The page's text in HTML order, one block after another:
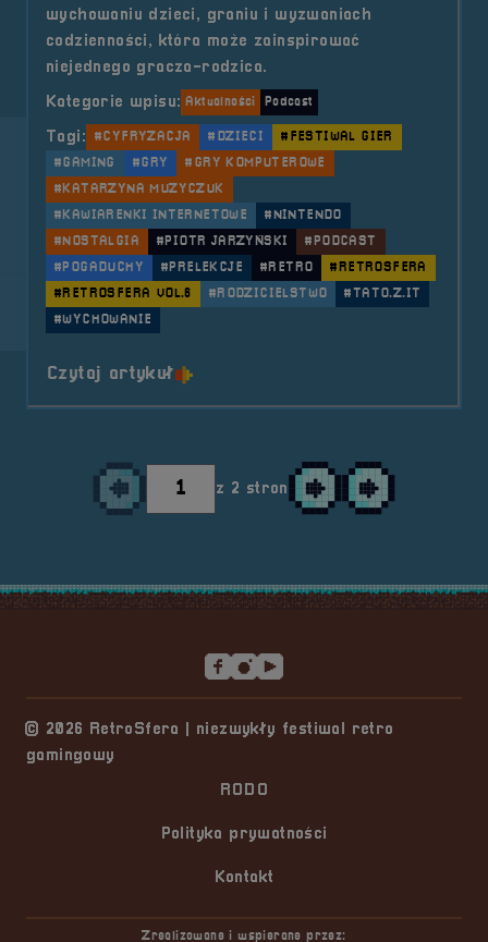
wychowaniu dzieci, graniu i wyzwaniach
codzienności, która może zainspirować
niejednego gracza-rodzica.
Kategorie wpisu: Aktualności Podcast
Tagi: #CYFRYZACJA #DZIECI
#FESTIWAL GIER
#GAMING
#GRY
#GRY KOMPUTEROWE
#KATARZYNA MUZYCZUK
#KAWIARENKI INTERNETOWE
#NINTENDO
#NOSTALGIA
#PIOTR JARZYŃSKI
#PODCAST
#POGADUCHY
#PRELEKCJE #RETRO
#RETROSFERA
#RETROSFERA VOL.6
#RODZICIELSTWO
#TATO.Z.IT
#WYCHOWANIE
Czytaj artykuło tytule Pogaduchy #9
z 2 stron
© 2026 RetroSfera | niezwykły festiwal retro
gamingowy
RODO
Polityka prywatności
Kontakt
Zrealizowane i wspierane przez: